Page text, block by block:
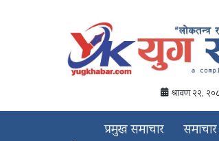
श्रावण २२,
प्रमुख समाचार समाचार